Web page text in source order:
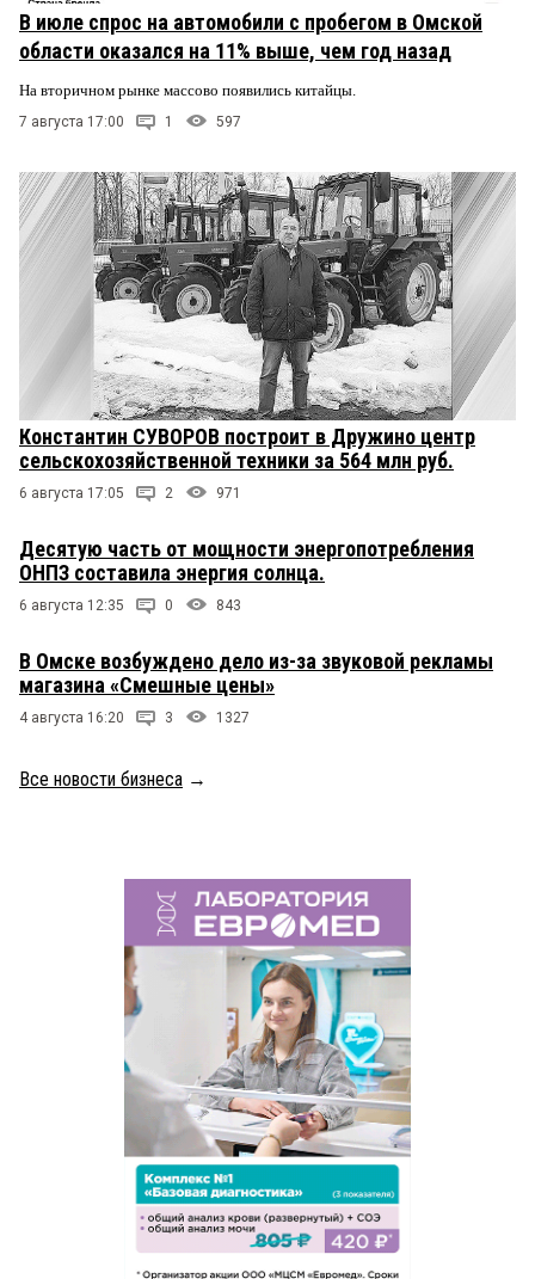
В июле спрос на автомобили с пробегом в Омской
области оказался на 11% выше, чем год назад
На вторичном рынке массово появились китайцы.
7 августа 17:00 1 597
Константин СУВОРОВ построит в Дружино центр
сельскохозяйственной техники за 564 млн руб.
6 августа 17:05 2 971
Десятую часть от мощности энергопотребления
ОНПЗ составила энергия солнца.
6 августа 12:35 0 843
В Омске возбуждено дело из-за звуковой рекламы
магазина «Смешные цены»
4 августа 16:20 3 1327
Все новости бизнеса →